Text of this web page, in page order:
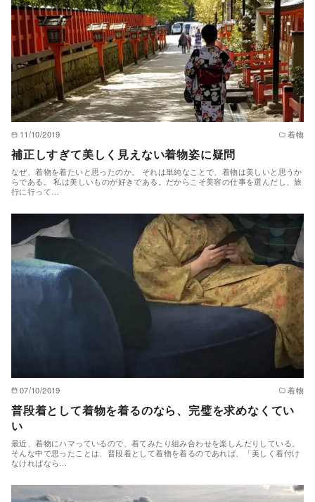
11/10/2019 着物
補正しすぎて美しく見えない着物姿に疑問
なぜ、着物を着たいと思ったのか。 それは単純なことで、着物は美しいと思うか
らである。 私は美しいものが好きである。だからこそ美容の仕事を選んだし、旅
行に行って…
07/10/2019 着物
普段着として着物を着るのなら、完璧を求めなくてい
い
最近、着物にハマっているので、着てみたり組み合わせを楽しんだりしている。
そんな中で思ったことは、普段着として着物を着るのであれば、「美しく着付け
なければなら…